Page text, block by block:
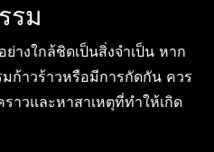
รม
างใกล้ชิดเป็นสิ่งจำเป็น หาก
ก้าวร้าวหรือมีการกัดกัน ควร
าวและหาสาเหตุที่ทำให้เกิด